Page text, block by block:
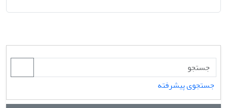
جستجوی پیشرفته